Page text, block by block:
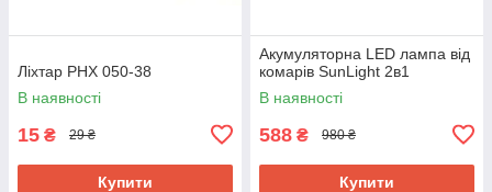
Ліхтар PHX 050-38
В наявності
15 ₴ 29 ₴
Купити
Акумуляторна LED лампа від
комарів SunLight 2в1
В наявності
588 ₴ 980 ₴
Купити